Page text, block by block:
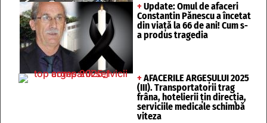
+ Update: Omul de afaceri
Constantin Pănescu a încetat
din viață la 66 de ani! Cum s-
a produs tragedia
+ AFACERILE ARGEȘULUI 2025
(III). Transportatorii trag
frâna, hotelierii țin direcția,
serviciile medicale schimbă
viteza